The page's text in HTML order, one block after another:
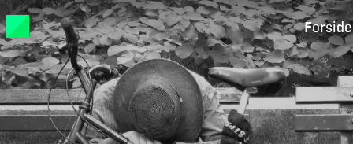
Forside